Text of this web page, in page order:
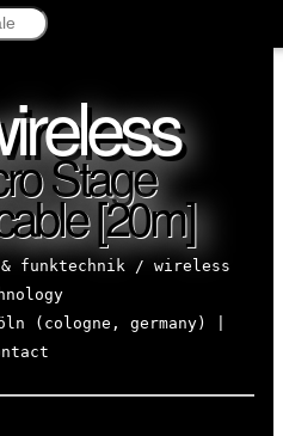
Stage
[20m]
funktechnik / wireless
(cologne, germany) |